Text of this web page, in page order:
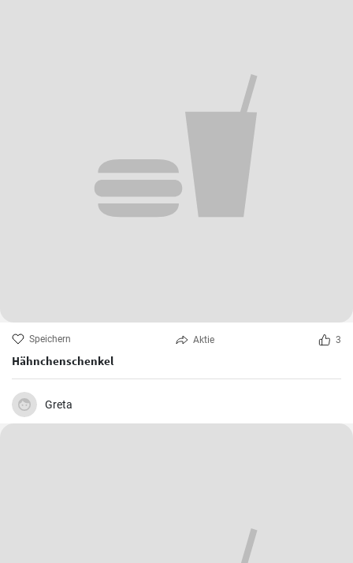
Speichern Aktie 3
Hähnchenschenkel
Greta